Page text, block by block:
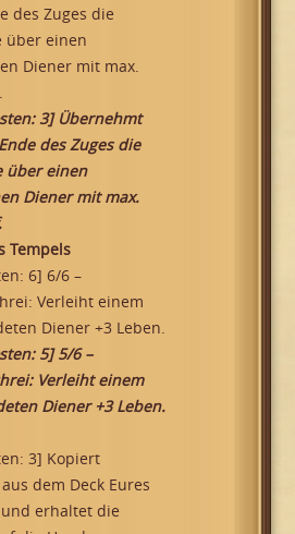
des Zuges die
über einen
Diener mit max.
3] Übernehmt
des Zuges die
über einen
Diener mit max.
Tempels
6] 6/6 –
Verleiht einem
Diener +3 Leben.
5] 5/6 –
Verleiht einem
Diener +3 Leben.
3] Kopiert
dem Deck Eures
und erhaltet die